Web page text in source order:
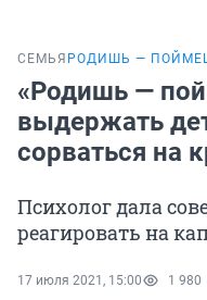
СЕМЬЯ РОДИШЬ —
«Родишь —
выдержать
сорваться на
Психолог дала
реагировать на
17 июля 2021, 15:00 1 980